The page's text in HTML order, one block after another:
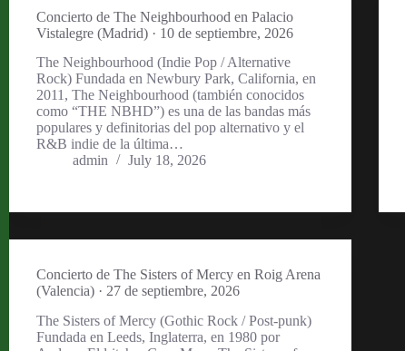
Concierto de The Neighbourhood en Palacio
Vistalegre (Madrid) · 10 de septiembre, 2026
The Neighbourhood (Indie Pop / Alternative
Rock) Fundada en Newbury Park, California, en
2011, The Neighbourhood (también conocidos
como “THE NBHD”) es una de las bandas más
populares y definitorias del pop alternativo y el
R&B indie de la última…
admin
July 18, 2026
Concierto de The Sisters of Mercy en Roig Arena
(Valencia) · 27 de septiembre, 2026
The Sisters of Mercy (Gothic Rock / Post-punk)
Fundada en Leeds, Inglaterra, en 1980 por